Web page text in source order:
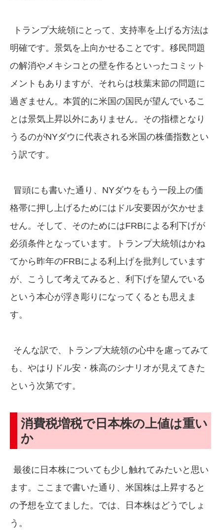
トランプ大統領にとって、支持率を上げる方法は
明確です。景気を上向かせることです。移民問題
の解消やメキシコとの壁を作るといったコミット
メントもありますが、それらは枝葉末節の問題に
過ぎません。本質的に米国の国民が望んでいるこ
とは景気上昇以外にありません。その指標となり
うるのがNYダウに代表される米国の株価指数とい
う訳です。
冒頭にも書いた通り、NYダウをもう一段上の価
格帯に押し上げるためにはドル安要因が欠かせま
せん。そして、そのためにはFRBによる利下げが
必須条件となっています。トランプ大統領はかね
てから昨年のFRBによる利上げを批判しています
が、こうして考えてみると、利下げを望んでいる
という本心が浮き彫りになってくるとも思えま
す。
そんな訳で、トランプ大統領の心中を慮ってみて
も、やはりドル安・株高のシナリオが見えてきた
という次第です。
消費税増税で日本株の上値は重い
か
最後に日本株についても少し触れてみたいと思い
ます。ここまで書いた通り、米国株は上昇すると
の予想を立てました。では、日本株はどうでしょ
う。